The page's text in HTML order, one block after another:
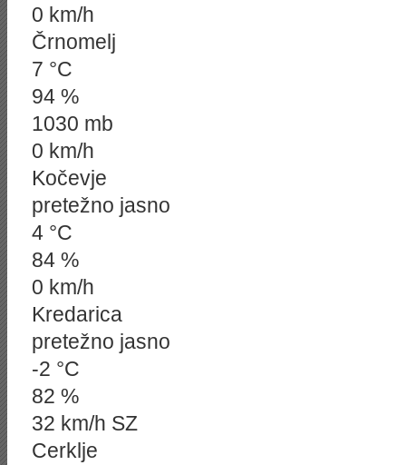
0 km/h
Črnomelj
7 °C
94 %
1030 mb
0 km/h
Kočevje
pretežno jasno
4 °C
84 %
0 km/h
Kredarica
pretežno jasno
-2 °C
82 %
32 km/h SZ
Cerklje